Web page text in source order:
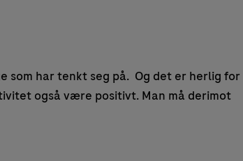
som har tenkt seg på. Og det er herlig for
også være positivt. Man må derimot